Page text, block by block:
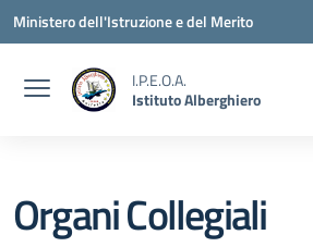
Vai ai contenuti
Vai al menu di navigazione
Vai al footer
Ministero dell'Istruzione e del Merito
I.P.E.O.A.
Istituto Alberghiero
Organi Collegiali